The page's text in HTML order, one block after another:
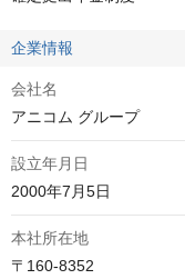
企業情報
会社名
アニコム グループ
設立年月日
2000年7月5日
本社所在地
〒160-8352